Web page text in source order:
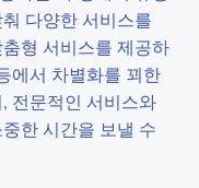
다양한 서비스를
형 서비스를 제공하
에서 차별화를 꾀한
전문적인 서비스와
한 시간을 보낼 수